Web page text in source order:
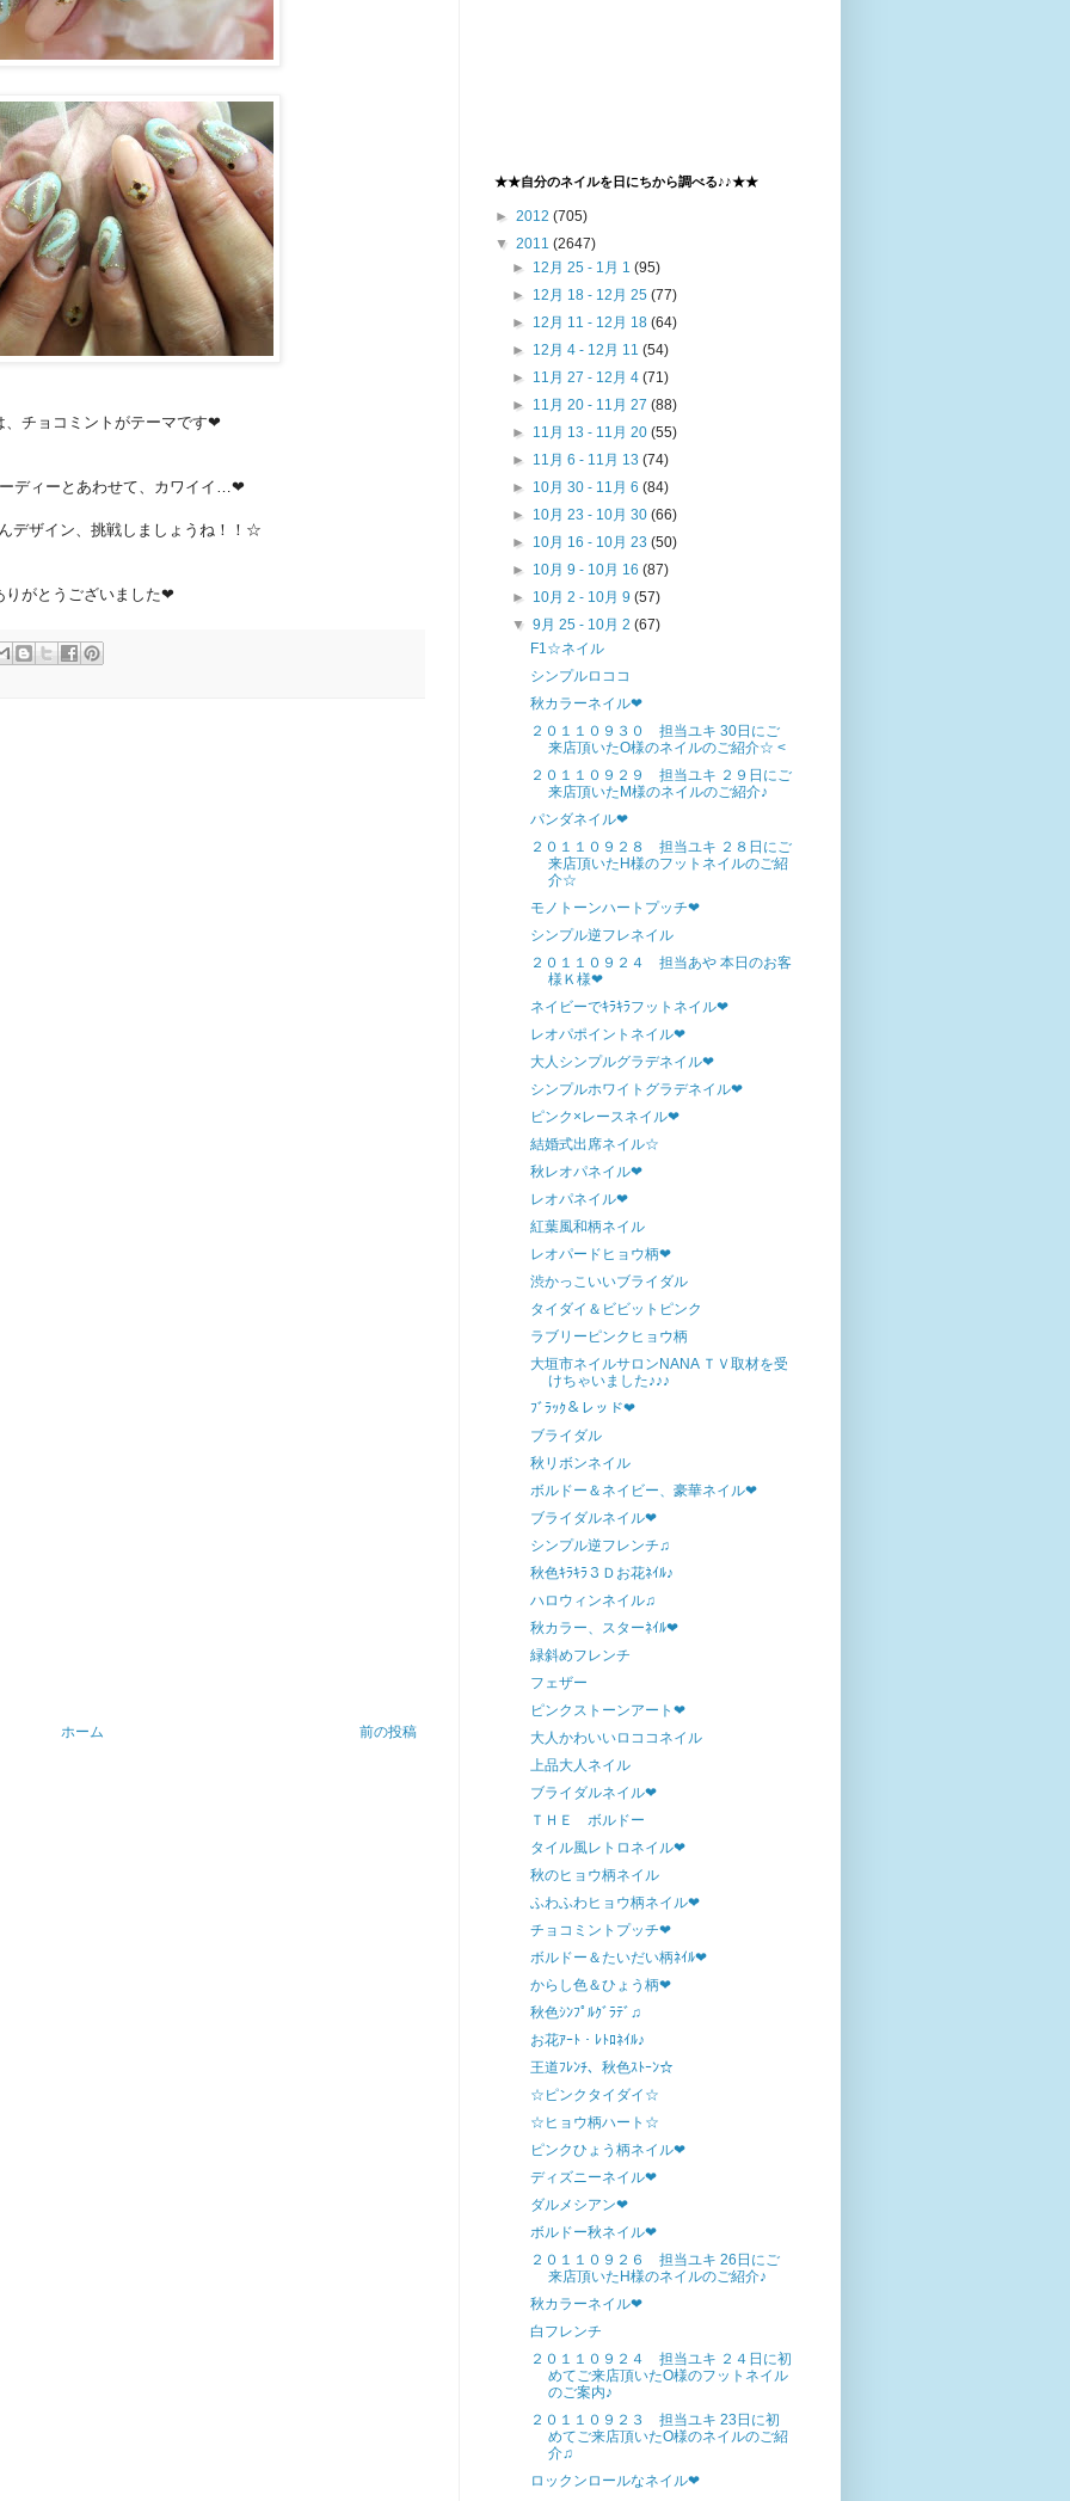
、チョコミントがテーマです❤
ディーとあわせて、カワイイ…❤
デザイン、挑戦しましょうね！！☆
りがとうございました❤
前の投稿
ホーム
★★自分のネイルを日にちから調べる♪♪★★
► 2012 (705)
▼ 2011 (2647)
► 12月 25 - 1月 1(95)
► 12月 18 - 12月 25(77)
► 12月 11 - 12月 18(64)
► 12月 4 - 12月 11(54)
► 11月 27 - 12月 4(71)
► 11月 20 - 11月 27(88)
► 11月 13 - 11月 20(55)
► 11月 6 - 11月 13(74)
► 10月 30 - 11月 6(84)
► 10月 23 - 10月 30(66)
► 10月 16 - 10月 23(50)
► 10月 9 - 10月 16(87)
► 10月 2 - 10月 9(57)
▼9月 25 - 10月 2(67)
F1☆ネイル
シンプルロココ
秋カラーネイル❤
２０１１０９３０ 担当ユキ 30日にご
来店頂いたO様のネイルのご紹介☆ <
２０１１０９２９ 担当ユキ ２９日にご
来店頂いたM様のネイルのご紹介♪
パンダネイル❤
２０１１０９２８ 担当ユキ ２８日にご
来店頂いたH様のフットネイルのご紹
介☆
モノトーンハートプッチ❤
シンプル逆フレネイル
２０１１０９２４ 担当あや 本日のお客
様Ｋ様❤
ネイビーでｷﾗｷﾗフットネイル❤
レオパポイントネイル❤
大人シンプルグラデネイル❤
シンプルホワイトグラデネイル❤
ピンク×レースネイル❤
結婚式出席ネイル☆
秋レオパネイル❤
レオパネイル❤
紅葉風和柄ネイル
レオパードヒョウ柄❤
渋かっこいいブライダル
タイダイ＆ビビットピンク
ラブリーピンクヒョウ柄
大垣市ネイルサロンNANA ＴＶ取材を受
けちゃいました♪♪♪
ﾌﾞﾗｯｸ＆レッド❤
ブライダル
秋リボンネイル
ボルドー＆ネイビー、豪華ネイル❤
ブライダルネイル❤
シンプル逆フレンチ♫
秋色ｷﾗｷﾗ３Ｄお花ﾈｲﾙ♪
ハロウィンネイル♫
秋カラー、スターﾈｲﾙ❤
緑斜めフレンチ
フェザー
ピンクストーンアート❤
大人かわいいロココネイル
上品大人ネイル
ブライダルネイル❤
ＴＨＥ ボルドー
タイル風レトロネイル❤
秋のヒョウ柄ネイル
ふわふわヒョウ柄ネイル❤
チョコミントプッチ❤
ボルドー＆たいだい柄ﾈｲﾙ❤
からし色＆ひょう柄❤
秋色ｼﾝﾌﾟﾙｸﾞﾗﾃﾞ♫
お花ｱｰﾄ・ﾚﾄﾛﾈｲﾙ♪
王道ﾌﾚﾝﾁ、秋色ｽﾄｰﾝ☆
☆ピンクタイダイ☆
☆ヒョウ柄ハート☆
ピンクひょう柄ネイル❤
ディズニーネイル❤
ダルメシアン❤
ボルドー秋ネイル❤
２０１１０９２６ 担当ユキ 26日にご
来店頂いたH様のネイルのご紹介♪
秋カラーネイル❤
白フレンチ
２０１１０９２４ 担当ユキ ２４日に初
めてご来店頂いたO様のフットネイル
のご案内♪
２０１１０９２３ 担当ユキ 23日に初
めてご来店頂いたO様のネイルのご紹
介♫
ロックンロールなネイル❤